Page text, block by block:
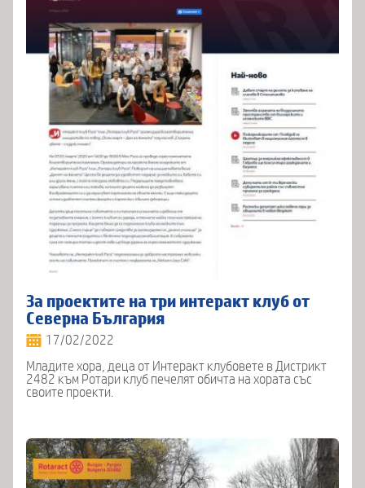
За проектите на три интеракт клуб от
Северна България
17/02/2022
Младите хора, деца от Интеракт клубовете в Дистрикт
2482 към Ротари клуб печелят обичта на хората със
своите проекти.